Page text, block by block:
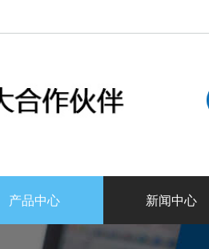
产品中心 新闻中心